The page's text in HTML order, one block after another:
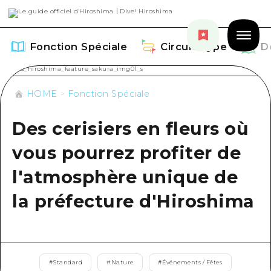
Fonction Spéciale Circuit Type
Fonction Spéciale
Aperçu
Recommendation
Événements/ Fêtes
Gourmand / Saké
Circuit Type
Aperçu
Hiroshima Moshimo Travel
Découvrir
Autour de la ville d'Hiroshima
Événement
HOME Fonction Spéciale
Des cerisiers en fleurs où
vous pourrez profiter de
l'atmosphère unique de
la préfecture d'Hiroshima
#Standard # Nature #Événements / Fêtes